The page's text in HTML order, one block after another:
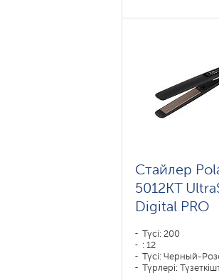
Стайлер
5012KT
Digital PRO
Түсі: 200
: 12
Түсі: Черный-
Түрлері: